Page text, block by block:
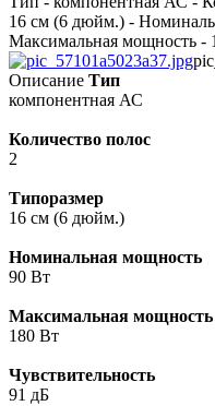
16 см (6 дюйм.) -
Максимальная мощность -
Описание Тип
компонентная АС
Количество полос
2
Типоразмер
16 см (6 дюйм.)
Номинальная мощность
90 Вт
Максимальная мощность
180 Вт
Чувствительность
91 дБ